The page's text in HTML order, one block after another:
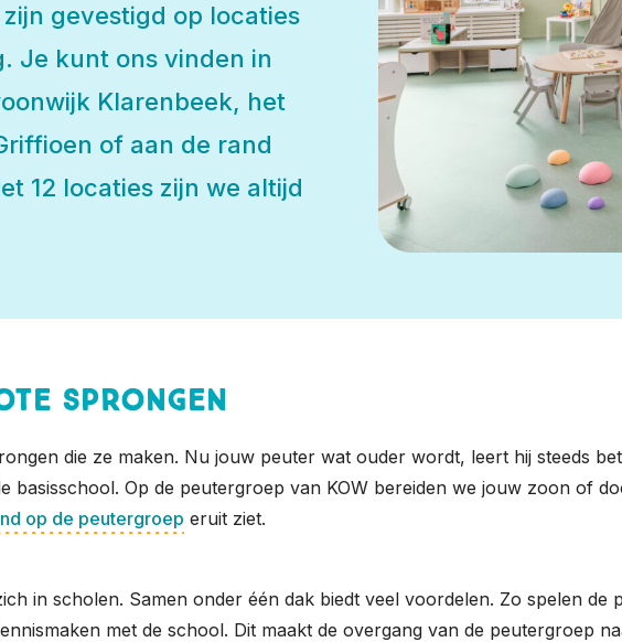
gevestigd op locaties
Je kunt ons vinden in
Klarenbeek, het
of aan de rand
12 locaties zijn we altijd
sprongen
die ze maken. Nu jouw peuter wat ouder wordt, leert hij steeds
basisschool. Op de peutergroep van KOW bereiden we jouw zoon of
op de peutergroep eruit ziet.
in scholen. Samen onder één dak biedt veel voordelen. Zo spelen de
met de school. Dit maakt de overgang van de peutergroep